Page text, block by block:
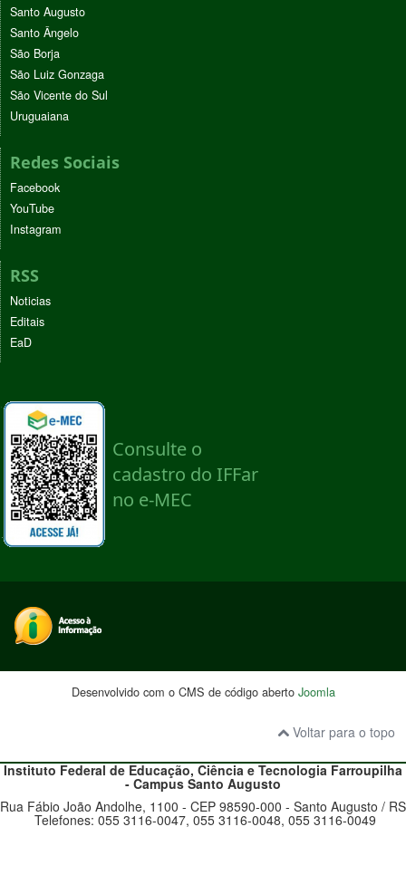
Santo Augusto
Santo Ângelo
São Borja
São Luiz Gonzaga
São Vicente do Sul
Uruguaiana
Redes Sociais
Facebook
YouTube
Instagram
RSS
Noticias
Editais
EaD
Desenvolvido com o CMS de código aberto Joomla
Voltar para o topo
Instituto Federal de Educação, Ciência e TecnologiaFarroupilha
- Campus Santo Augusto
Rua Fábio João Andolhe, 1100 - CEP 98590-000 - Santo Augusto / RS
Telefones: 055 3116-0047, 055 3116-0048, 055 3116-0049